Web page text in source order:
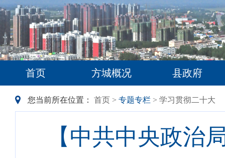
首页 方城概况 县政府
您当前所在位置： 首页 > 专题专栏 > 学习贯彻二十大
【中共中央政治